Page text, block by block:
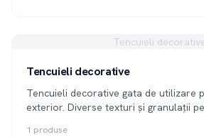
Tencuieli
Tencuieli decorative
Tencuieli decorative gata de utilizare
exterior. Diverse texturi și granulații
1 produse